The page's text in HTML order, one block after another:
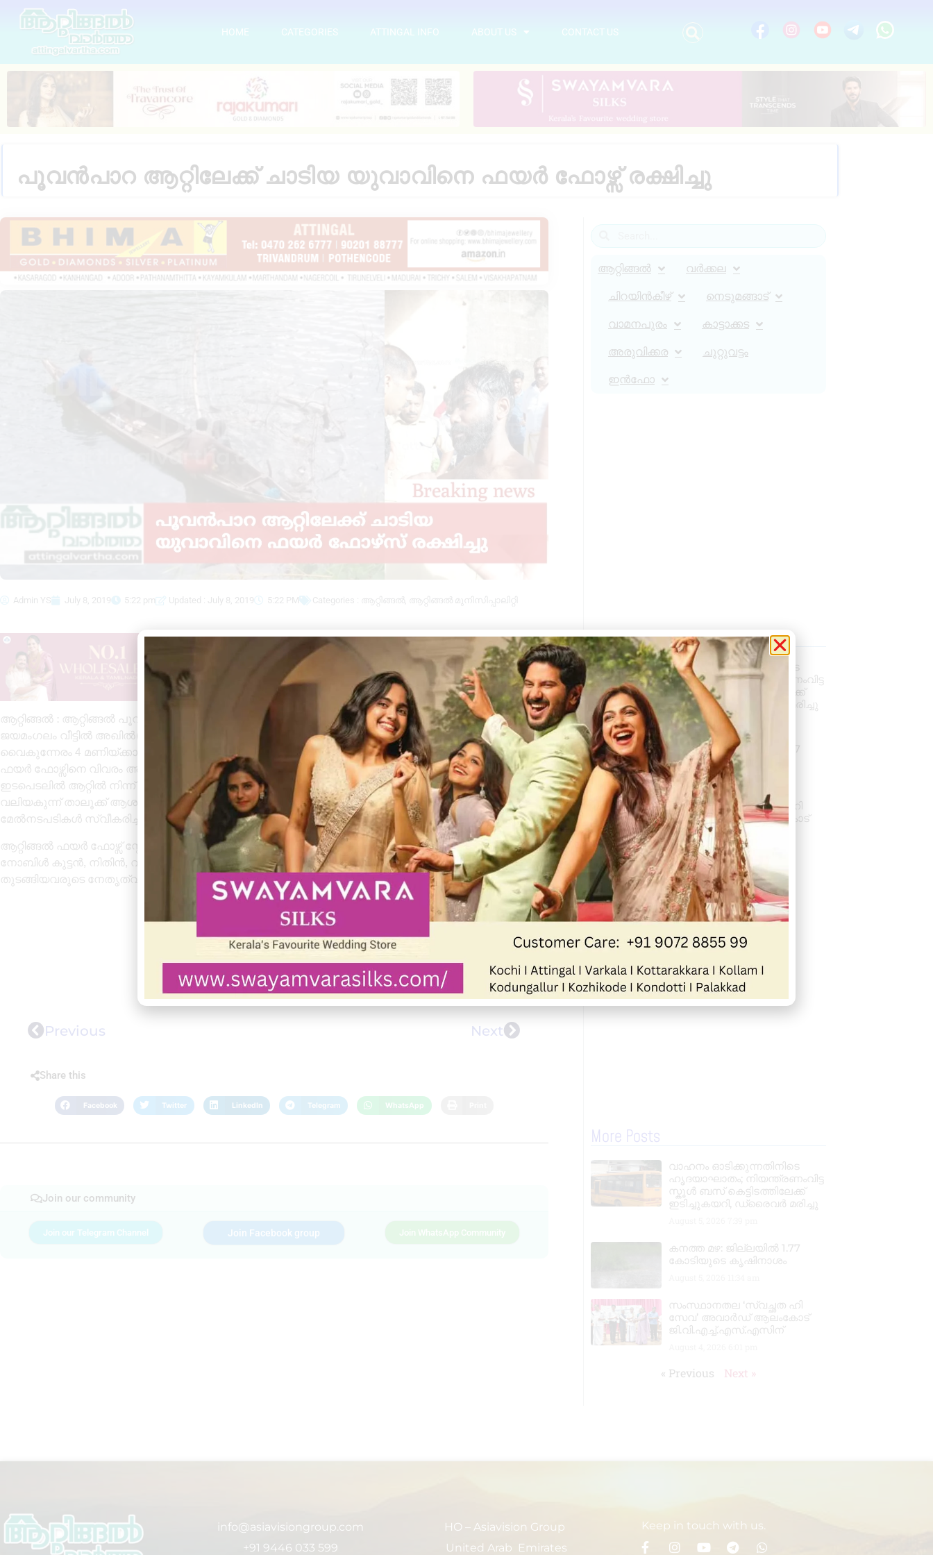
HOME CATEGORIES ATTINGAL INFO ABOUT US CONTACT US
പൂവൻപാറ ആറ്റിലേക്ക് ചാടിയ യുവാവിനെ ഫയർ ഫോഴ്സ് രക്ഷിച്ചു
Admin YS July 8, 2019 5:22 pm Updated : July 8, 2019 5:22 PM Categories : ആറ്റിങ്ങൽ, ആറ്റിങ്ങൽ മുനിസിപ്പാലിറ്റി
ആറ്റിങ്ങൽ : ആറ്റിങ്ങൽ പൂവൻപാറ ആറ്റിലേക്ക് ചാടിയ യുവാവിനെ ഫയർ ഫോഴ്സ് രക്ഷിച്ചു. ചെങ്കിക്കുന്നിൽ
ജയമംഗലം വീട്ടിൽ അഖിൽ(30) ആണ് പൂവൻപാറ പാലത്തിൽ നിന്നും ആറ്റിലേക്ക് ചാടിയത്. ഇന്ന്
വൈകുന്നേരം 4 മണിയ്ക്കാണ് സംഭവം. യുവാവ് പാലത്തിൽ നിന്ന് ആറ്റിലേക്ക് ചാടുന്നത് കണ്ട നാട്ടുകാർ
ഫയർ ഫോഴ്സിനെ വിവരം അറിയിക്കുകയും നാട്ടുകാരുടെയും ഫയർ ഫോഴ്‌സിന്റെയും സമയോചിതമായ
ഇടപെടലിൽ ആറ്റിൽ നിന്ന് അഖിലിനെ രക്ഷിച്ച് കരയ്‌ക്കെത്തിച്ച് ഫയർ ഫോഴ്സ് ആമ്പുലൻസിൽ തന്നെ
വലിയകുന്ന് താലൂക്ക് ആശുപത്രിയിൽ പ്രവേശിപ്പിക്കുകയും ചെയ്തു. ആറ്റിങ്ങൽ പോലീസ് സ്ഥലത്തെത്തി
മേൽനടപടികൾ സ്വീകരിച്ചു.
ആറ്റിങ്ങൽ ഫയർ ഫോഴ്സ് സ്റ്റേഷൻ ഓഫീസർ ഗോപകുമാറിന്റെ നേതൃത്വത്തിൽ ഫയർമാൻമാരായ ബിജു
നോബിൾ കുട്ടൻ, നിതിൻ, വിനു ,അനീഷ്, സി.ആർ. ചന്ദ്രമോഹൻ, അനിമോൻ, മനു, നജ്മുദീൻ
തുടങ്ങിയവരുടെ നേതൃത്വത്തിലാണ് രക്ഷാപ്രവർത്തനം നടന്നത്.
Previous Next
Share this
Facebook Twitter LinkedIn Telegram WhatsApp
Join our community
Join our Telegram Channel Join Facebook group Join WhatsApp Community
ആറ്റിങ്ങൽ വർക്കല
ചിറയിൻകീഴ് നെടുമങ്ങാട്
വാമനപുരം കാട്ടാക്കട
അരുവിക്കര ചുറ്റുവട്ടം
ഇൻഫോ
Kerala News
വാഹനം ഓടിക്കുന്നതിനിടെ
ഹൃദയാഘാതം; നിയന്ത്രണംവിട്ട
സ്കൂൾ ബസ് കെട്ടിടത്തിലേക്ക്
ഇടിച്ചുകയറി, ഡ്രൈവർ മരിച്ചു
August 5, 20267:39 pm
കനത്ത മഴ: ജില്ലയിൽ 1.77
കോടിയുടെ കൃഷിനാശം
August 5, 202611:34 am
സംസ്ഥാനതല ‘സ്വച്ഛത ഹി
സേവ’ അവാർഡ് ആലംകോട്
ജി.വി.എച്ച്.എസ്.എസിന്
August 4, 20266:01 pm
« Previous Next »
More Posts
വാഹനം ഓടിക്കുന്നതിനിടെ
ഹൃദയാഘാതം; നിയന്ത്രണംവിട്ട
സ്കൂൾ ബസ് കെട്ടിടത്തിലേക്ക്
ഇടിച്ചുകയറി, ഡ്രൈവർ മരിച്ചു
കനത്ത മഴ: ജില്ലയിൽ 1.77
കോടിയുടെ കൃഷിനാശം
സംസ്ഥാനതല ‘സ്വച്ഛത ഹി
സേവ’ അവാർഡ് ആലംകോട്
ജി.വി.എച്ച്.എസ്.എസിന്
« Previous Next »
info@asiavisiongroup.com
+91 9446 033 599
HO – Asiavision Group
United Arab Emirates
Keep in touch with us.